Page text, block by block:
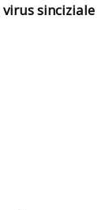
virus sinciziale